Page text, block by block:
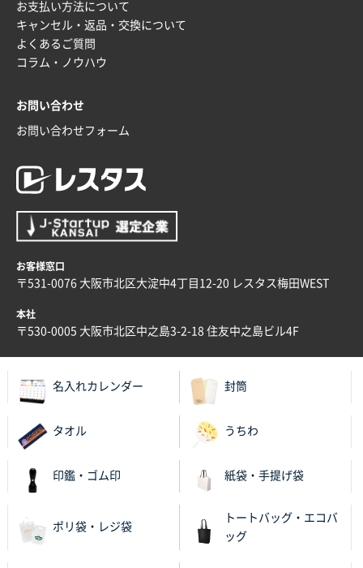
お支払い方法について
キャンセル・返品・交換について
よくあるご質問
コラム・ノウハウ
お問い合わせ
お問い合わせフォーム
お客様窓口
〒531-0076 大阪市北区大淀中4丁目12-20 レスタス梅田WEST
本社
〒530-0005 大阪市北区中之島3-2-18 住友中之島ビル4F
名入れカレンダー 封筒
タオル うちわ
印鑑・ゴム印 紙袋・手提げ袋
ポリ袋・レジ袋
トートバッグ・エコバ
ッグ